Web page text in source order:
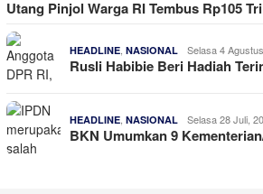
Utang Pinjol Warga RI Tembus Rp105
HEADLINE NASIONAL Selasa 4
Rusli Habibie Beri Hadiah
HEADLINE NASIONAL Selasa 28 Juli,
BKN Umumkan 9